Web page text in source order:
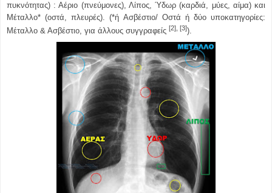
πυκνότητας) : Αέριο (πνεύμονες), Λίπος, Ύδωρ (καρδιά, μύες, αίμα) και
Μέταλλο* (οστά, πλευρές). (*ή Ασβέστιο/ Οστά ή δύο υποκατηγορίες:
Μέταλλο & Ασβέστιο, για άλλους συγγραφείς [2], [3]).